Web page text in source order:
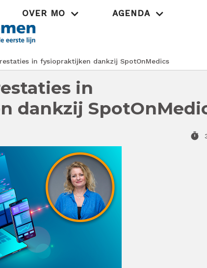
OVER MO AGENDA
in fysiopraktijken dankzij SpotOnMedics
in
dankzij
timer